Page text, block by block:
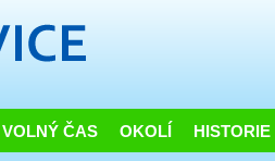
VOLNÝ ČAS OKOLÍ HISTORIE